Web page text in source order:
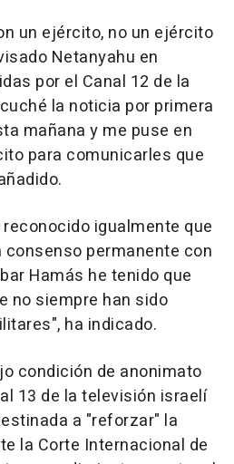
un ejército, no un ejército
Netanyahu en
por el Canal 12 de la
la noticia por primera
mañana y me puse en
para comunicarles que
igualmente que
permanente con
Hamás he tenido que
no siempre han sido
ha indicado.
condición de anonimato
13 de la televisión israelí
a "reforzar" la
la Corte Internacional de